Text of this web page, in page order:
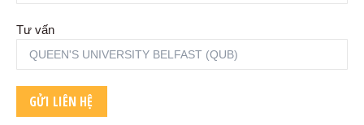
Tư vấn